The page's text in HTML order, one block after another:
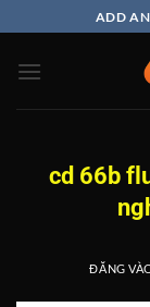
qua
nội
ADD
cd 66b
ĐĂNG